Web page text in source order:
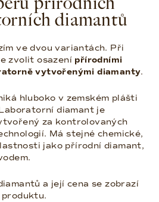
diamantů
ve dvou variantách. Při
zvolit osazení přírodními
vytvořenými diamanty.
hluboko v zemském plášti
diamant je
za kontrolovaných
Má stejné chemické,
jako přírodní diamant,
a její cena se zobrazí
produktu.